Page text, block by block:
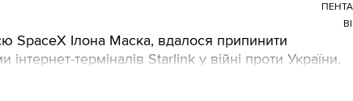
SpaceX Ілона Маска, вдалося припинити
терміналів Starlink у війні проти України.